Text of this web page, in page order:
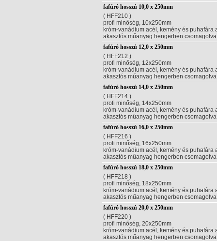
fafúró hosszú 10,0 x 250mm
( HFF210 )
profi minőség, 10x250mm
króm-vanádium acél, kemény és puhafára
akasztós műanyag hengerben
fafúró hosszú 12,0 x 250mm
( HFF212 )
profi minőség, 12x250mm
króm-vanádium acél, kemény és puhafára
akasztós műanyag hengerben
fafúró hosszú 14,0 x 250mm
( HFF214 )
profi minőség, 14x250mm
króm-vanádium acél, kemény és puhafára
akasztós műanyag hengerben
fafúró hosszú 16,0 x 250mm
( HFF216 )
profi minőség, 16x250mm
króm-vanádium acél, kemény és puhafára
akasztós műanyag hengerben
fafúró hosszú 18,0 x 250mm
( HFF218 )
profi minőség, 18x250mm
króm-vanádium acél, kemény és puhafára
akasztós műanyag hengerben
fafúró hosszú 20,0 x 250mm
( HFF220 )
profi minőség, 20x250mm
króm-vanádium acél, kemény és puhafára
akasztós műanyag hengerben